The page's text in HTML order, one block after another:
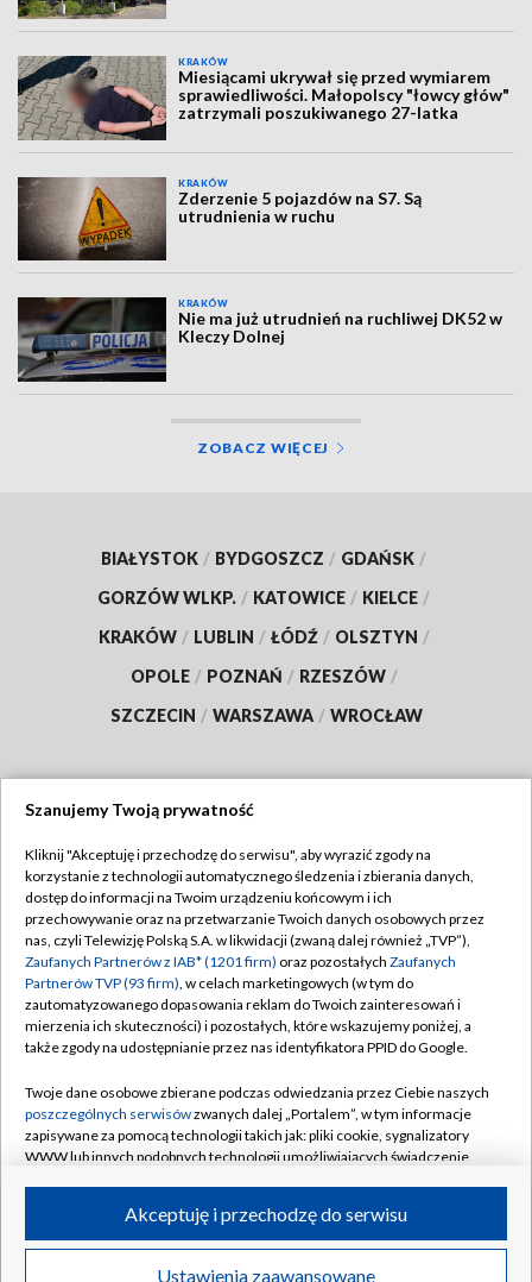
KRAKÓW
Miesiącami ukrywał się przed wymiarem
sprawiedliwości. Małopolscy "łowcy głów"
zatrzymali poszukiwanego 27-latka
KRAKÓW
Zderzenie 5 pojazdów na S7. Są
utrudnienia w ruchu
KRAKÓW
Nie ma już utrudnień na ruchliwej DK52 w
Kleczy Dolnej
ZOBACZ WIĘCEJ
BIAŁYSTOK / BYDGOSZCZ / GDAŃSK /
GORZÓW WLKP. / KATOWICE / KIELCE /
KRAKÓW / LUBLIN / ŁÓDŹ / OLSZTYN /
OPOLE / POZNAŃ / RZESZÓW /
SZCZECIN / WARSZAWA / WROCŁAW
TVP
Abonament TVP
Emisja w TVP
Centrum informacji TVP
Naziemna Telewizja Cyfrowa
Rada Programowa
System NOS
Informacje o nadawcy
Program dla prasy
Regulamin TVP
Polityka prywatności
Moje zgody
Pomoc
Kontakt
Kanały
©2026 Telewizja Polska S.A. w likwidacji
Szanujemy Twoją prywatność
Kliknij "Akceptuję i przechodzę do serwisu", aby wyrazić zgody na
korzystanie z technologii automatycznego śledzenia i zbierania danych,
dostęp do informacji na Twoim urządzeniu końcowym i ich
przechowywanie oraz na przetwarzanie Twoich danych osobowych przez
nas, czyli Telewizję Polską S.A. w likwidacji (zwaną dalej również „TVP”),
Zaufanych Partnerów z IAB* (1201 firm) oraz pozostałych Zaufanych
Partnerów TVP (93 firm), w celach marketingowych (w tym do
zautomatyzowanego dopasowania reklam do Twoich zainteresowań i
mierzenia ich skuteczności) i pozostałych, które wskazujemy poniżej, a
także zgody na udostępnianie przez nas identyfikatora PPID do Google.
Twoje dane osobowe zbierane podczas odwiedzania przez Ciebie naszych
poszczególnych serwisówzwanych dalej „Portalem”, w tym informacje
zapisywane za pomocą technologii takich jak: pliki cookie, sygnalizatory
WWW lub innych podobnych technologii umożliwiających świadczenie
ruchu w Internecie.
Twoje dane osobowe zbierane podczas odwiedzania przez Ciebie
Ustawienia zaawansowane
Akceptuję i przechodzę do serwisu